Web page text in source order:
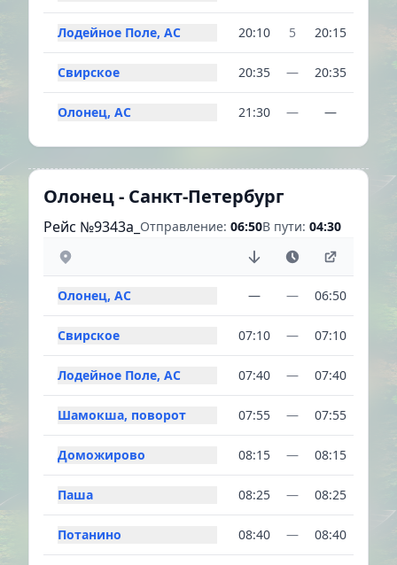
Лодейное Поле, АС 20:10 5 20:15
Свирское 20:35 — 20:35
Олонец, АС 21:30 — —
Олонец - Санкт-Петербург
Рейс №9343a_ Отправление: 06:50В пути: 04:30
Олонец, АС — — 06:50
Свирское 07:10 — 07:10
Лодейное Поле, АС 07:40 — 07:40
Шамокша, поворот 07:55 — 07:55
Доможирово 08:15 — 08:15
Паша 08:25 — 08:25
Потанино 08:40 — 08:40